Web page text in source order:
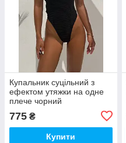
Купальник суцільний з
ефектом утяжки на одне
плече чорний
775 ₴
Купити